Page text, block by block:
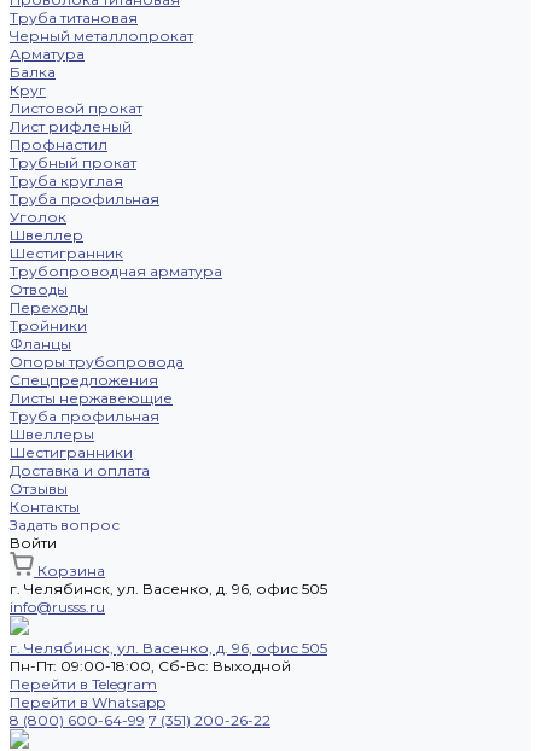
Труба титановая
Черный металлопрокат
Арматура
Балка
Круг
Листовой прокат
Лист рифленый
Профнастил
Трубный прокат
Труба круглая
Труба профильная
Уголок
Швеллер
Шестигранник
Трубопроводная арматура
Отводы
Переходы
Тройники
Фланцы
Опоры трубопровода
Спецпредложения
Листы нержавеющие
Труба профильная
Швеллеры
Шестигранники
Доставка и оплата
Отзывы
Контакты
Задать вопрос
Войти
Корзина
г. Челябинск, ул. Васенко, д. 96, офис 505
info@russs.ru
г. Челябинск, ул. Васенко, д. 96, офис 505
Пн-Пт: 09:00-18:00, Cб-Вс: Выходной
Перейти в Telegram
Перейти в Whatsapp
8 (800) 600-64-99 7 (351) 200-26-22